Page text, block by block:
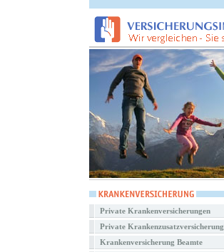
Private Krankenversicherungen
Private Krankenzusatzversicherung
Krankenversicherung Beamte